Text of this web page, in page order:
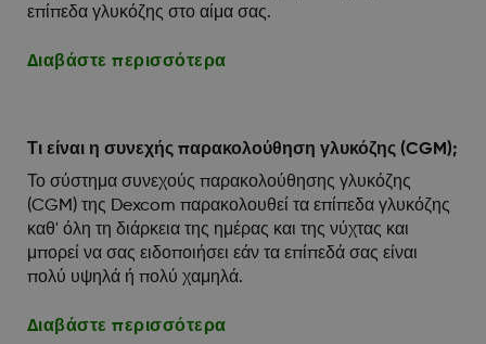
επίπεδα γλυκόζης στο αίμα σας.
Διαβάστε περισσότερα
Τι είναι η συνεχής παρακολούθηση γλυκόζης (CGM);
Το σύστημα συνεχούς παρακολούθησης γλυκόζης
(CGM) της Dexcom παρακολουθεί τα επίπεδα γλυκόζης
καθ' όλη τη διάρκεια της ημέρας και της νύχτας και
μπορεί να σας ειδοποιήσει εάν τα επίπεδά σας είναι
πολύ υψηλά ή πολύ χαμηλά.
Διαβάστε περισσότερα